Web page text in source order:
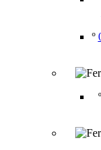
º
º